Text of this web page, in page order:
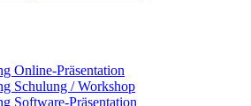
Online-Präsentation
Schulung / Workshop
Software-Präsentation